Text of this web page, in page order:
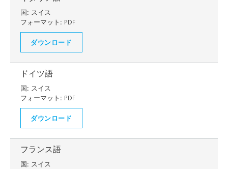
国: スイス
フォーマット: PDF
ダウンロード
ドイツ語
国: スイス
フォーマット: PDF
ダウンロード
フランス語
国: スイス